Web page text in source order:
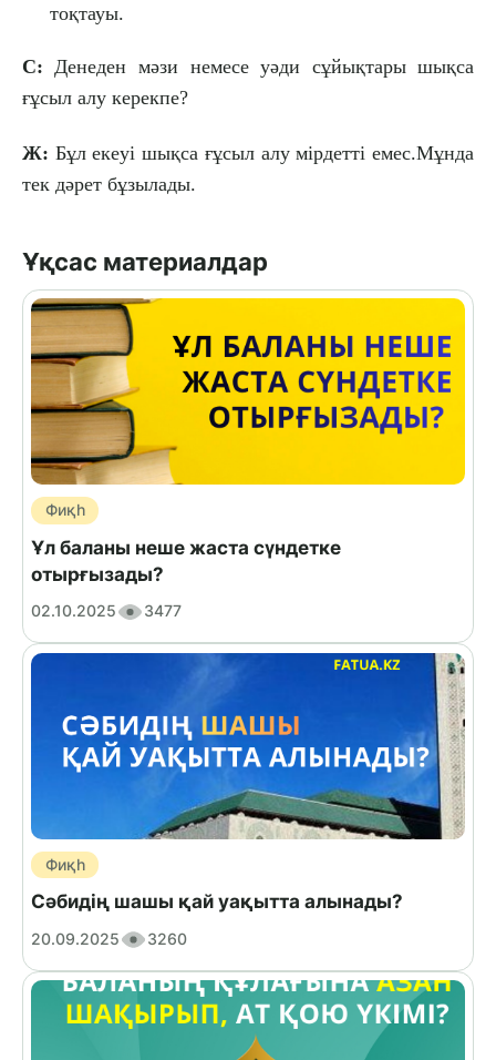
тоқтауы.
С: Денеден мәзи немесе уәди сұйықтары шықса
ғұсыл алу керекпе?
Ж: Бұл екеуі шықса ғұсыл алу мірдетті емес.Мұнда
тек дәрет бұзылады.
Ұқсас материалдар
Фиқһ
Ұл баланы неше жаста сүндетке
отырғызады?
02.10.2025 3477
Фиқһ
Сәбидің шашы қай уақытта алынады?
20.09.2025 3260